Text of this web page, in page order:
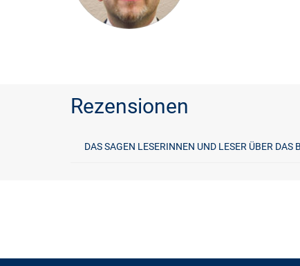
Rezensionen
DAS SAGEN LESERINNEN UND LESER ÜBER DAS